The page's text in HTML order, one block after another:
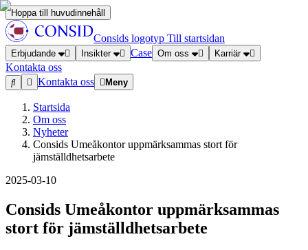
Hoppa till huvudinnehåll
Consids logotyp Till startsidan
Erbjudande Insikter Case Om oss Karriär
Kontakta oss
Kontakta oss
Meny
Startsida
Om oss
Nyheter
Consids Umeåkontor uppmärksammas stort för
jämställdhetsarbete
2025-03-10
Consids Umeåkontor uppmärksammas
stort för jämställdhetsarbete